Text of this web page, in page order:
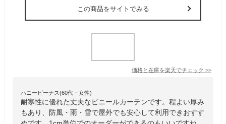
この商品をサイトでみる
価格と在庫を楽天でチェック >>
ハニービーナス(60代・女性)
耐寒性に優れた丈夫なビニールカーテンです。程よい厚み
もあり、防風・雨・雪で屋外でも安心して利用できおすす